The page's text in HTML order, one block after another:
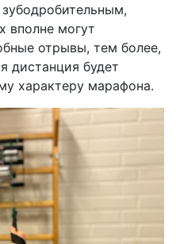
вполне могут
отрывы, тем более,
дистанция будет
характеру марафона.